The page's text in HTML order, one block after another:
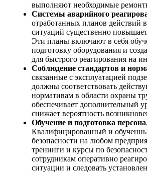
выполняют необходимые
Системы аварийного
отработанных планов действий
ситуаций существенно
Эти планы включают в себя
подготовку оборудования и
для быстрого реагирования на
Соблюдение стандартов и
связанные с эксплуатацией
должны соответствовать
нормативам в области охраны
обеспечивает дополнительный
снижает вероятность
Обучение и подготовка
Квалифицированный и
безопасности на любом
тренинги и курсы по
сотрудникам оперативно
ситуации и следовать